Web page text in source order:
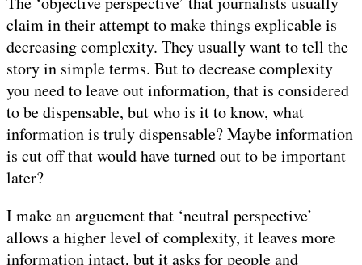
claim in their attempt to make things explicable is
decreasing complexity. They usually want to tell the
story in simple terms. But to decrease complexity
you need to leave out information, that is considered
to be dispensable, but who is it to know, what
information is truly dispensable? Maybe information
is cut off that would have turned out to be important
later?
I make an arguement that ‘neutral perspective’
allows a higher level of complexity, it leaves more
information intact, but it asks for people and